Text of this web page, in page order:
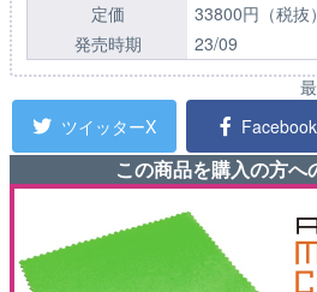
定価
33800円（税抜）
発売時期
23/09
ツイッターX
Facebook
この商品を購入の方へ